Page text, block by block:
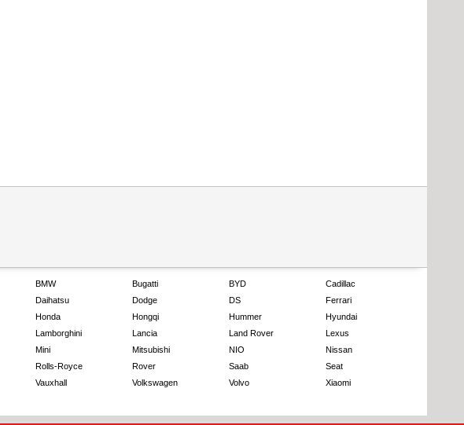
BMW Bugatti BYD
Cadillac
Daihatsu Dodge DS
Ferrari
Honda Hongqi Hummer
Hyundai
Lamborghini Lancia Land Rover
Lexus
Mini Mitsubishi NIO
Nissan
Rolls-Royce Rover Saab
Seat
Vauxhall Volkswagen Volvo
Xiaomi